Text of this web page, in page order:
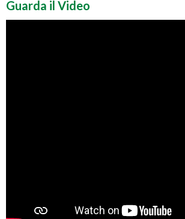
Guarda il Video